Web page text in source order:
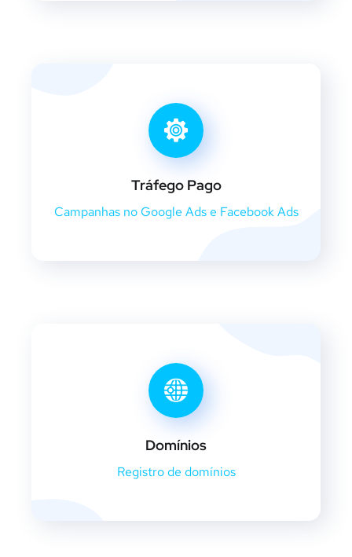
Tráfego Pago
Campanhas no Google Ads e Facebook Ads
Domínios
Registro de domínios